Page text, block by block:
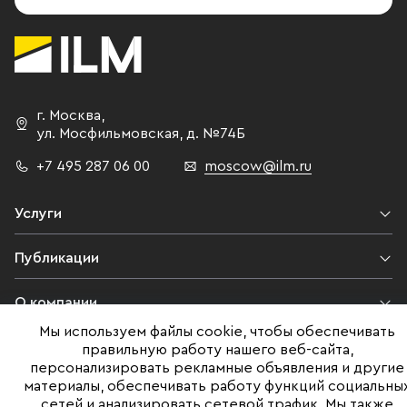
стороны участников и экспертов
конференции. Посмотреть
презентацию можно, перейдя по
могут найти
площадь
100 000 кв.
помещений.
г. Москва
ул. Мосфильмовская,
д. №74Б
+7 495 287 06 00 moscow@ilm.ru
Услуги
Публикации
О компании
Юридическая информация
Мы используем файлы cookie, чтобы обеспечивать
правильную работу нашего веб-сайта,
персонализировать рекламные объявления и другие
материалы, обеспечивать работу функций